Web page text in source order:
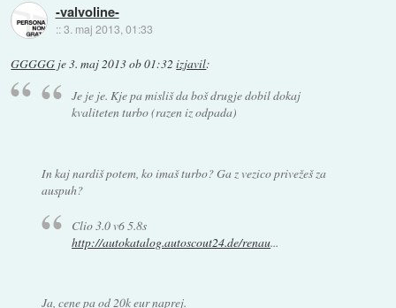
-valvoline-
::3. maj 2013, 01:33
GGGGG je3. maj 2013 ob 01:32 izjavil:
Je je je. Kje pa misliš da boš drugje dobil dokaj
kvaliteten turbo (razen iz odpada)
In kaj nardiš potem, ko imaš turbo? Ga z vezico privežeš za
auspuh?
Clio 3.0 v6 5.8s
http://autokatalog.autoscout24.de/renau...
Ja, cene pa od 20k eur naprej.